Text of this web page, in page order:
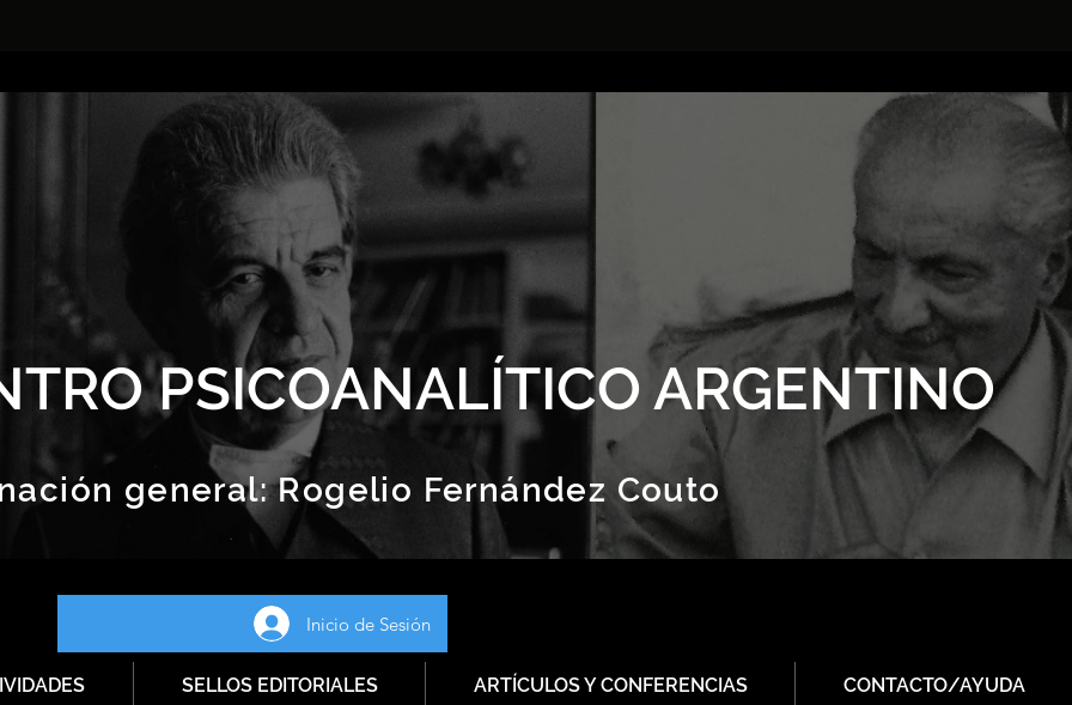
PSICOANALÍTICO ARGENTINO
general:Rogelio Fernández Couto
Inicio de Sesión
SELLOS EDITORIALES ARTÍCULOS Y CONFERENCIAS CONTACTO/AYUDA